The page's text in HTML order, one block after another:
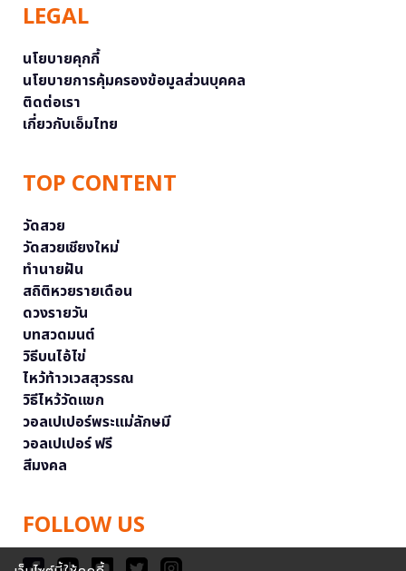
LEGAL
นโยบายคุกกี้
นโยบายการคุ้มครองข้อมูลส่วนบุคคล
ติดต่อเรา
เกี่ยวกับเอ็มไทย
TOP CONTENT
วัดสวย
วัดสวยเชียงใหม่
ทำนายฝัน
สถิติหวยรายเดือน
ดวงรายวัน
บทสวดมนต์
วิธีบนไอ้ไข่
ไหว้ท้าวเวสสุวรรณ
วิธีไหว้วัดแขก
วอลเปเปอร์พระแม่ลักษมี
วอลเปเปอร์ ฟรี
สีมงคล
FOLLOW US